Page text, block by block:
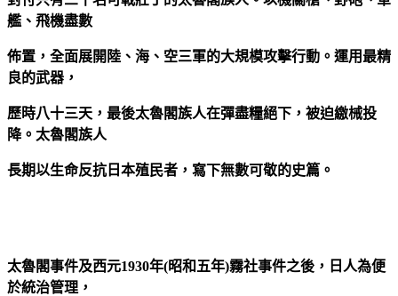
艦、飛機盡數
佈置，全面展開陸、海、空三軍的大規模攻擊行動。運用最精
良的武器，
歷時八十三天，最後太魯閣族人在彈盡糧絕下，被迫繳械投
降。太魯閣族人
長期以生命反抗日本殖民者，寫下無數可敬的史篇。
太魯閣事件及西元1930年(昭和五年)霧社事件之後，日人為便
於統治管理，